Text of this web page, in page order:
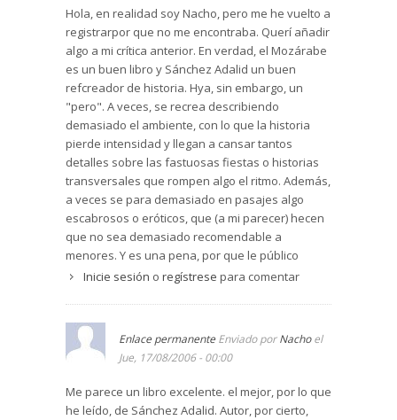
Hola, en realidad soy Nacho, pero me he vuelto a
registrarpor que no me encontraba. Querí añadir
algo a mi crítica anterior. En verdad, el Mozárabe
es un buen libro y Sánchez Adalid un buen
refcreador de historia. Hya, sin embargo, un
"pero". A veces, se recrea describiendo
demasiado el ambiente, con lo que la historia
pierde intensidad y llegan a cansar tantos
detalles sobre las fastuosas fiestas o historias
transversales que rompen algo el ritmo. Además,
a veces se para demasiado en pasajes algo
escabrosos o eróticos, que (a mi parecer) hecen
que no sea demasiado recomendable a
menores. Y es una pena, por que le público
juvenil sale enriquecido con este tipo de
Muchas gracias
Inicie sesión o regístrese para comentar
Enlace permanente Enviado porNachoel
Jue, 17/08/2006 - 00:00
Me parece un libro excelente. el mejor, por lo que
he leído, de Sánchez Adalid. Autor, por cierto,